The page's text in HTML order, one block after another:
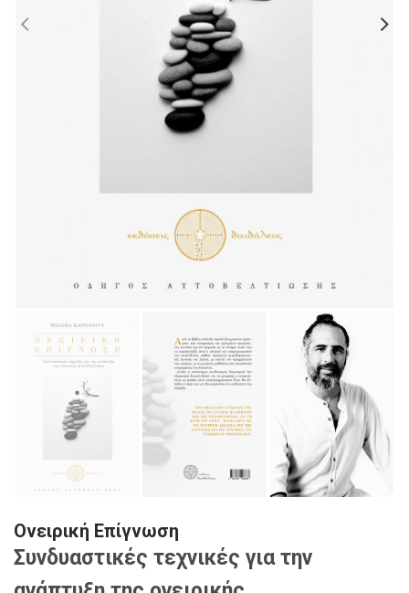
Ονειρική Επίγνωση
Συνδυαστικές τεχνικές για την